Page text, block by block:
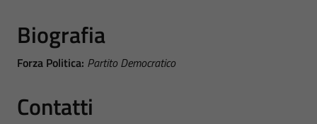
Biografia
Forza Politica: Partito Democratico
Contatti